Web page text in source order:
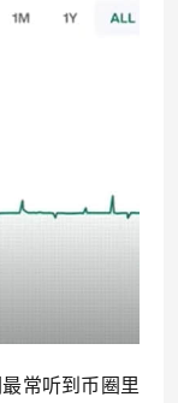
常听到币圈里